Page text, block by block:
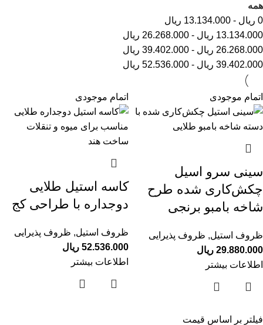
فیلتر بر اساس قیمت
همه
0 ریال -
13.134.000 ریال
13.134.000 ریال -
26.268.000 ریال
26.268.000 ریال -
39.402.000 ریال
39.402.000 ریال -
52.536.000 ریال
اتمام موجودی
سینی سرو اسیل
چکش‌کاری شده طرح
شاخه بامبو برنجی
ظروف استیل, ظروف پذیرایی
29.880.000 ریال
اطلاعات بیشتر
اتمام موجودی
کاسه استیل طلایی
دوجداره با طراحی کج
ظروف استیل, ظروف پذیرایی
52.536.000 ریال
اطلاعات بیشتر